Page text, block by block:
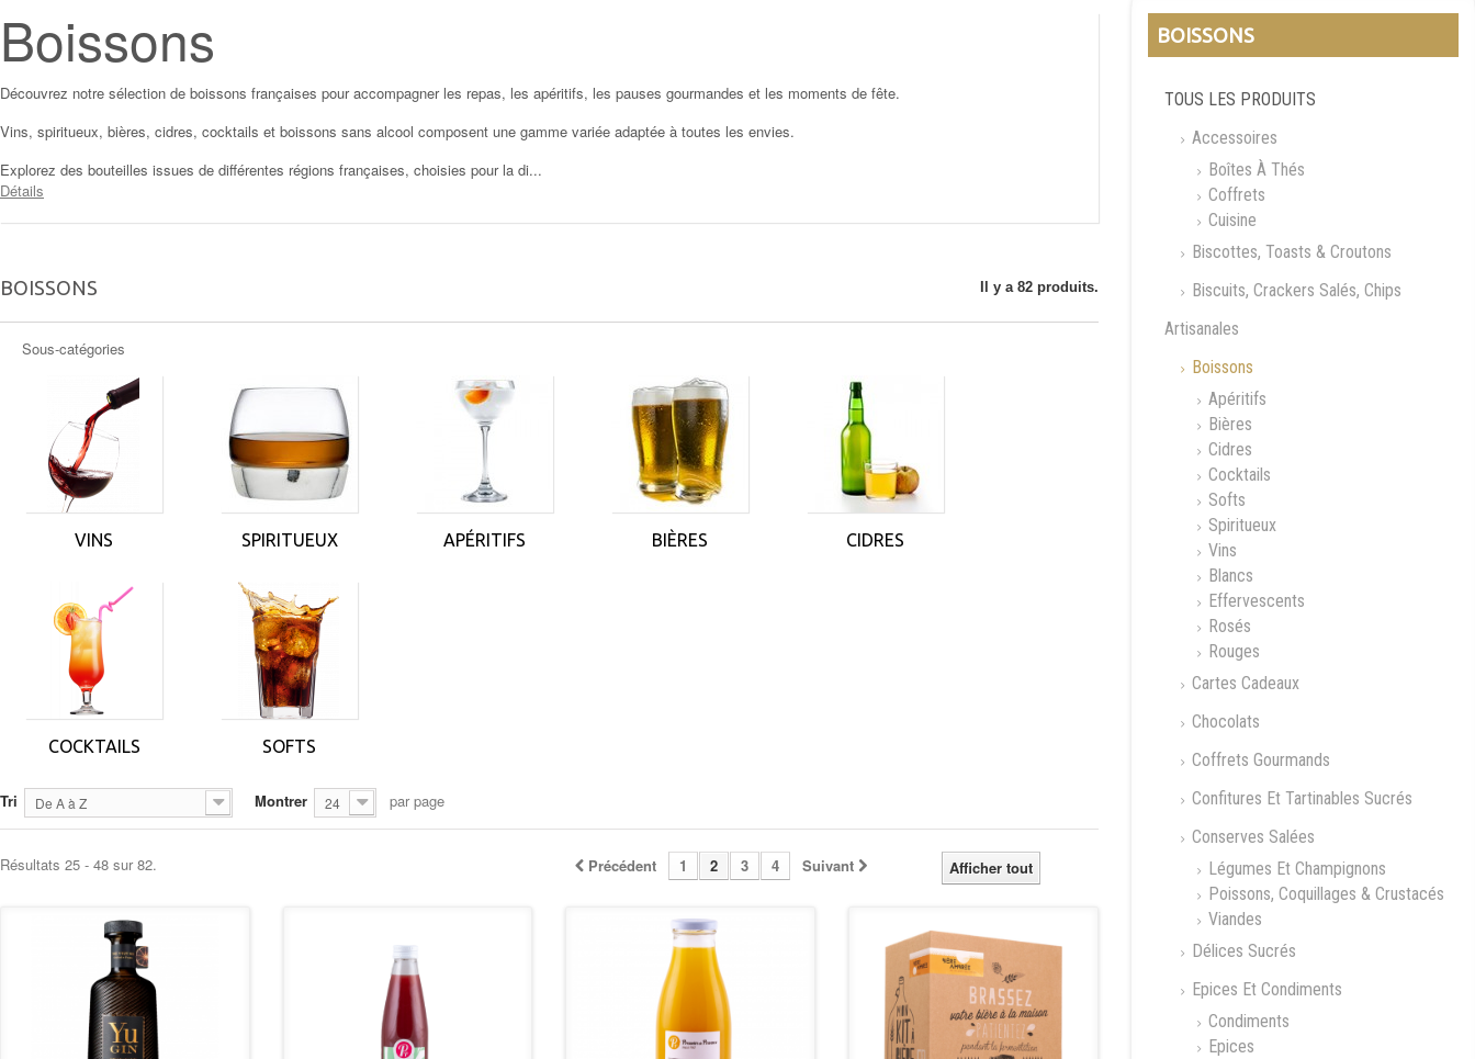
Boissons
Découvrez notre sélection de boissons françaises pour accompagner les repas, les apéritifs, les pauses gourmandes et les moments de fête.
Vins, spiritueux, bières, cidres, cocktails et boissons sans alcool composent une gamme variée adaptée à toutes les envies.
Explorez des bouteilles issues de différentes régions françaises, choisies pour la di...
Détails
BOISSONS Il y a 82 produits.
Sous-catégories
VINS SPIRITUEUX APÉRITIFS BIÈRES CIDRES
COCKTAILS SOFTS
Tri De A à Z Montrer 24 par page
Afficher tout
Précédent 1 2 3 4 Suivant
Résultats 25 - 48 sur 82.
BOISSONS
TOUS LES PRODUITS
Accessoires
Boîtes À Thés
Coffrets
Cuisine
Biscottes, Toasts & Croutons
Biscuits, Crackers Salés, Chips
Artisanales
Boissons
Apéritifs
Bières
Cidres
Cocktails
Softs
Spiritueux
Vins
Blancs
Effervescents
Rosés
Rouges
Cartes Cadeaux
Chocolats
Coffrets Gourmands
Confitures Et Tartinables Sucrés
Conserves Salées
Légumes Et Champignons
Poissons, Coquillages & Crustacés
Viandes
Délices Sucrés
Epices Et Condiments
Condiments
Epices